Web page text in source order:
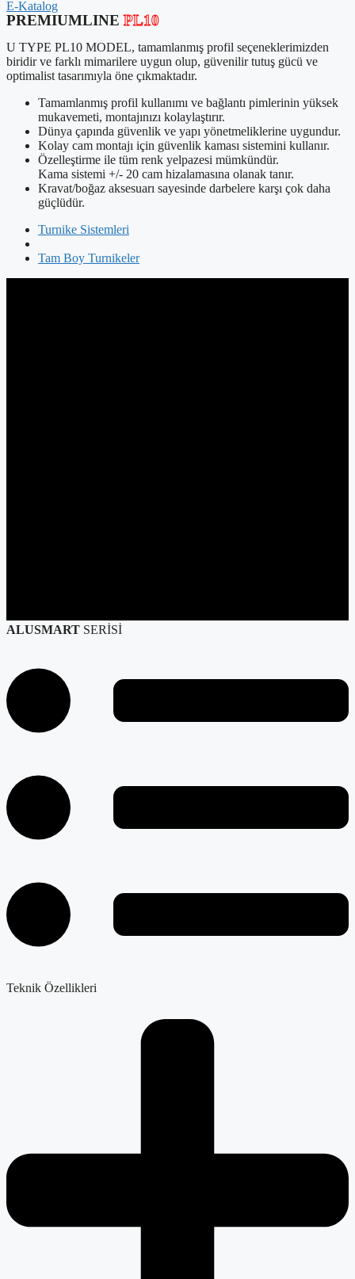
E-Katalog
PREMIUMLINEPL10
U TYPE PL10 MODEL, tamamlanmış profil seçeneklerimizden
biridir ve farklı mimarilere uygun olup, güvenilir tutuş gücü ve
optimalist tasarımıyla öne çıkmaktadır.
Tamamlanmış profil kullanımı ve bağlantı pimlerinin yüksek
mukavemeti, montajınızı kolaylaştırır.
Dünya çapında güvenlik ve yapı yönetmeliklerine uygundur.
Kolay cam montajı için güvenlik kaması sistemini kullanır.
Özelleştirme ile tüm renk yelpazesi mümkündür.
Kama sistemi +/- 20 cam hizalamasına olanak tanır.
Kravat/boğaz aksesuarı sayesinde darbelere karşı çok daha
güçlüdür.
Turnike Sistemleri
Tam Boy Turnikeler
ALUSMART SERİSİ
Teknik Özellikleri